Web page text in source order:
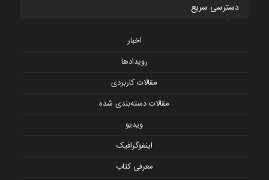
دسترسی سریع
اخبار
رویدادها
مقالات کاربردی
مقالات دسته‌بندی شده
ویدیو
اینفوگرافیک
معرفی کتاب